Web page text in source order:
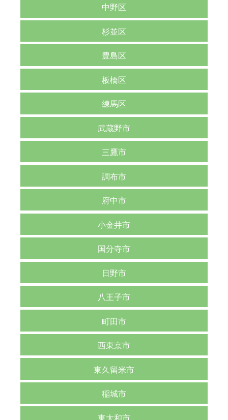
中野区
杉並区
豊島区
板橋区
練馬区
武蔵野市
三鷹市
調布市
府中市
小金井市
国分寺市
日野市
八王子市
町田市
西東京市
東久留米市
稲城市
東大和市